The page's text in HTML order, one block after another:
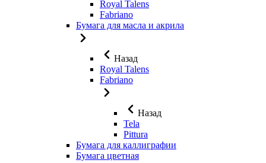
Royal Talens
Fabriano
Бумага для масла и акрила
Назад
Royal Talens
Fabriano
Назад
Tela
Pittura
Бумага для каллиграфии
Бумага цветная